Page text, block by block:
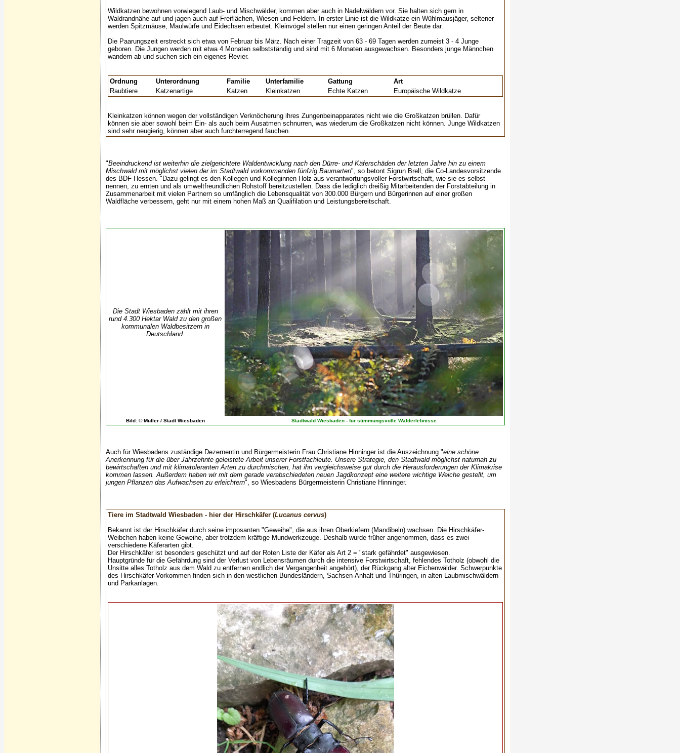
Wildkatzen bewohnen vorwiegend Laub- und Mischwälder, kommen aber auch in Nadelwäldern vor. Sie halten sich gern in
Waldrandnähe auf und jagen auch auf Freiflächen, Wiesen und Feldern. In erster Linie ist die Wildkatze ein Wühlmausjäger, seltener
werden Spitzmäuse, Maulwürfe und Eidechsen erbeutet. Kleinvögel stellen nur einen geringen Anteil der Beute dar.
Die Paarungszeit erstreckt sich etwa von Februar bis März. Nach einer Tragzeit von 63 - 69 Tagen werden zumeist 3 - 4 Junge
geboren. Die Jungen werden mit etwa 4 Monaten selbstständig und sind mit 6 Monaten ausgewachsen. Besonders junge Männchen
wandern ab und suchen sich ein eigenes Revier.
Ordnung Unterordnung Familie Unterfamilie Gattung
Art
Raubtiere
Katzenartige Katzen Kleinkatzen Echte Katzen Europäische Wildkatze
Kleinkatzen können wegen der vollständigen Verknöcherung ihres Zungenbeinapparates nicht wie die Großkatzen brüllen. Dafür
können sie aber sowohl beim Ein- als auch beim Ausatmen schnurren, was wiederum die Großkatzen nicht können. Junge Wildkatzen
sind sehr neugierig, können aber auch furchterregend fauchen.
"Beeindruckend ist weiterhin die zielgerichtete Waldentwicklung nach den Dürre- und Käferschäden der letzten Jahre hin zu einem
Mischwald mit möglichst vielen der im Stadtwald vorkommenden fünfzig Baumarten", so betont Sigrun Brell, die Co-Landesvorsitzende
des BDF Hessen. "Dazu gelingt es den Kollegen und Kolleginnen Holz aus verantwortungsvoller Forstwirtschaft, wie sie es selbst
nennen, zu ernten und als umweltfreundlichen Rohstoff bereitzustellen. Dass die lediglich dreißig Mitarbeitenden der Forstabteilung in
Zusammenarbeit mit vielen Partnern so umfänglich die Lebensqualität von 300.000 Bürgern und Bürgerinnen auf einer großen
Waldfläche verbessern, geht nur mit einem hohen Maß an Qualifilation und Leistungsbereitschaft.
Die Stadt Wiesbaden zählt mit ihren
rund 4.300 Hektar Wald zu den großen
kommunalen Waldbesitzern in
Deutschland.
Bild: © Müller / Stadt Wiesbaden Stadtwald Wiesbaden - für stimmungsvolle Walderlebnisse
Auch für Wiesbadens zuständige Dezernentin und Bürgermeisterin Frau Christiane Hinninger ist die Auszeichnung "eine schöne
Anerkennung für die über Jahrzehnte geleistete Arbeit unserer Forstfachleute. Unsere Strategie, den Stadtwald möglichst naturnah zu
bewirtschaften und mit klimatoleranten Arten zu durchmischen, hat ihn vergleichsweise gut durch die Herausforderungen der Klimakrise
kommen lassen. Außerdem haben wir mit dem gerade verabschiedeten neuen Jagdkonzept eine weitere wichtige Weiche gestellt, um
jungen Pflanzen das Aufwachsen zu erleichtern", so Wiesbadens Bürgermeisterin Christiane Hinninger.
Tiere im Stadtwald Wiesbaden - hier der Hirschkäfer (Lucanus cervus)
Bekannt ist der Hirschkäfer durch seine imposanten "Geweihe", die aus ihren Oberkiefern (Mandibeln) wachsen. Die Hirschkäfer-
Weibchen haben keine Geweihe, aber trotzdem kräftige Mundwerkzeuge. Deshalb wurde früher angenommen, dass es zwei
verschiedene Käferarten gibt.
Der Hirschkäfer ist besonders geschützt und auf der Roten Liste der Käfer als Art 2 = "stark gefährdet" ausgewiesen.
Hauptgründe für die Gefährdung sind der Verlust von Lebensräumen durch die intensive Forstwirtschaft, fehlendes Totholz (obwohl die
Unsitte alles Totholz aus dem Wald zu entfernen endlich der Vergangenheit angehört), der Rückgang alter Eichenwälder. Schwerpunkte
des Hirschkäfer-Vorkommen finden sich in den westlichen Bundesländern, Sachsen-Anhalt und Thüringen, in alten Laubmischwäldern
und Parkanlagen.